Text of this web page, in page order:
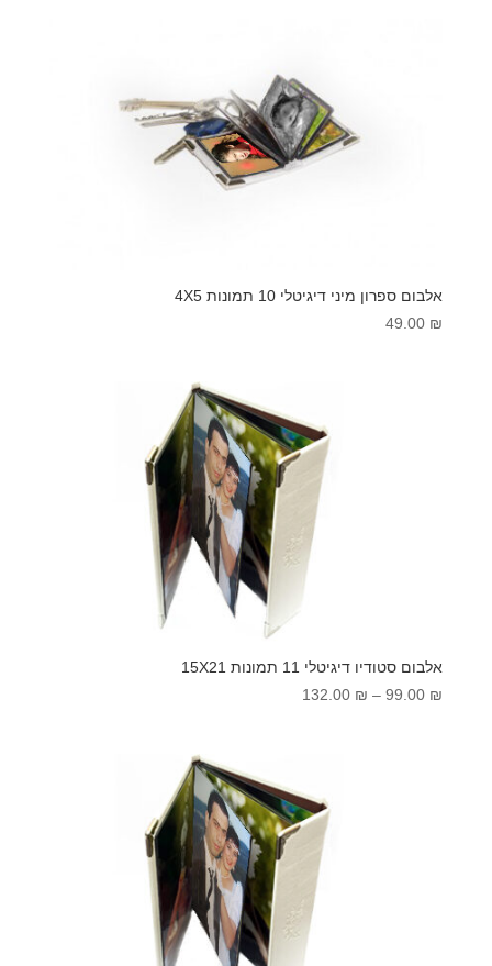
אלבום ספרון מיני דיגיטלי 10 תמונות 4X5
49.00 ₪
אלבום סטודיו דיגיטלי 11 תמונות 15X21
99.00 ₪
–
132.00 ₪
טווח
⁦132.00 ₪⁩